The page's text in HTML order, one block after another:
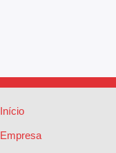
Início
Empresa